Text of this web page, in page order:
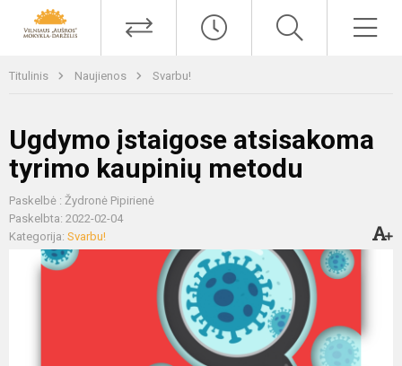
Titulinis Naujienos Svarbu!
Ugdymo įstaigose atsisakoma
tyrimo kaupinių metodu
Paskelbė : Žydronė Pipirienė
Paskelbta: 2022-02-04
Kategorija: Svarbu!